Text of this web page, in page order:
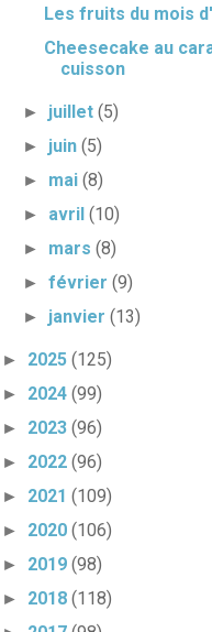
Les fruits du mois
Cheesecake au
cuisson
► juillet (5)
► juin (5)
► mai (8)
► avril (10)
► mars (8)
► février (9)
► janvier (13)
► 2025 (125)
► 2024 (99)
► 2023 (96)
► 2022 (96)
► 2021 (109)
► 2020 (106)
► 2019 (98)
► 2018 (118)